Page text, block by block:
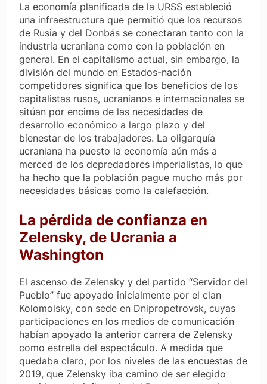
La economía planificada de la URSS estableció
una infraestructura que permitió que los recursos
de Rusia y del Donbás se conectaran tanto con la
industria ucraniana como con la población en
general. En el capitalismo actual, sin embargo, la
división del mundo en Estados-nación
competidores significa que los beneficios de los
capitalistas rusos, ucranianos e internacionales se
sitúan por encima de las necesidades de
desarrollo económico a largo plazo y del
bienestar de los trabajadores. La oligarquía
ucraniana ha puesto la economía aún más a
merced de los depredadores imperialistas, lo que
ha hecho que la población pague mucho más por
necesidades básicas como la calefacción.
La pérdida de confianza en
Zelensky, de Ucrania a
Washington
El ascenso de Zelensky y del partido “Servidor del
Pueblo” fue apoyado inicialmente por el clan
Kolomoisky, con sede en Dnipropetrovsk, cuyas
participaciones en los medios de comunicación
habían apoyado la anterior carrera de Zelensky
como estrella del espectáculo. A medida que
quedaba claro, por los niveles de las encuestas de
2019, que Zelensky iba camino de ser elegido